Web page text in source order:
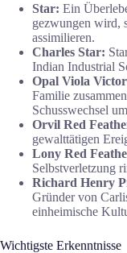
Star: Ein
gezwungen wird,
assimilieren.
Charles Star:
Indian Industrial
Opal Viola
Familie
Schusswechsel
Orvil Red
gewalttätigen
Lony Red
Selbstverletzung
Richard Henry
Gründer von
einheimische
Wichtigste Erkenntnisse